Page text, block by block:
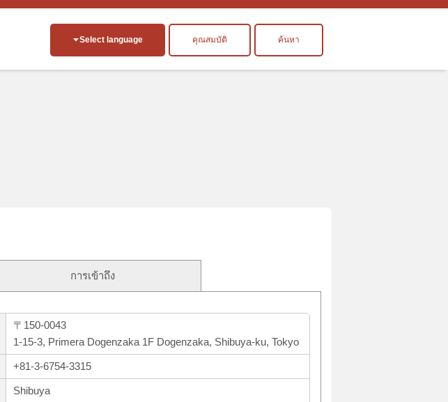
Select language คุณสมบัติ ค้นหา
การเข้าถึง
〒150-0043
1-15-3, Primera Dogenzaka 1F Dogenzaka, Shibuya-ku, Tokyo
+81-3-6754-3315
Shibuya